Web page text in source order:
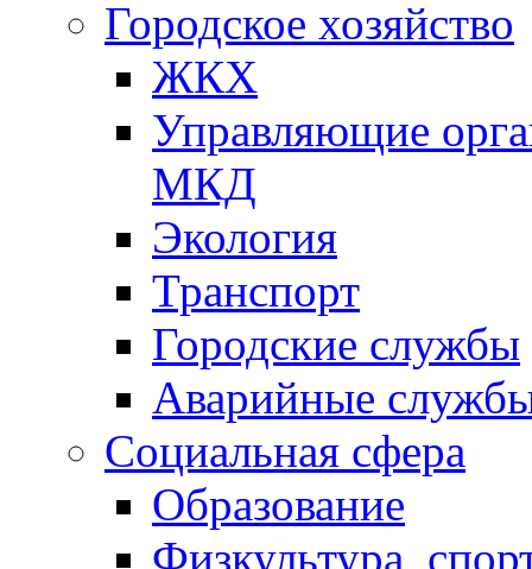
Городское хозяйство
ЖКХ
Управляющие
МКД
Экология
Транспорт
Городские службы
Аварийные
Социальная сфера
Образование
Физкультура,